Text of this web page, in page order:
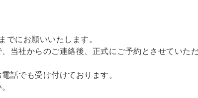
にお願いいたします。
当社からのご連絡後、正式にご予約とさせていただ
話でも受け付けております。